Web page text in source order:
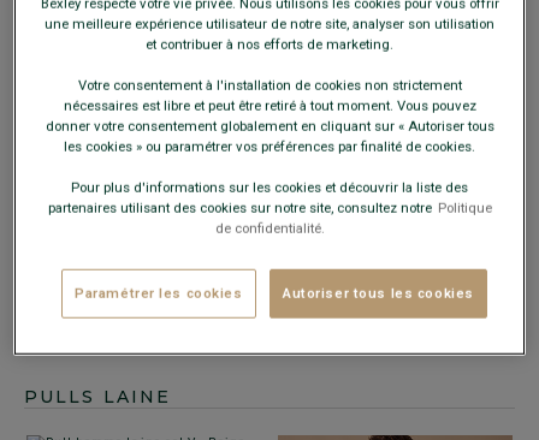
VADIM- Double fil - Coupe standard -
Coudières cuir
PULLS LAINE
une meilleure expérience utilisateur de notre site, analyser son utilisation
et contribuer à nos efforts de marketing.
Votre consentement à l'installation de cookies non strictement
nécessaires est libre et peut être retiré à tout moment. Vous pouvez
donner votre consentement globalement en cliquant sur « Autoriser tous
les cookies » ou paramétrer vos préférences par finalité de cookies.
Pour plus d'informations sur les cookies et découvrir la liste des
partenaires utilisant des cookies sur notre site, consultez notre Politique
de confidentialité.
Paramétrer les cookies Autoriser tous les cookies